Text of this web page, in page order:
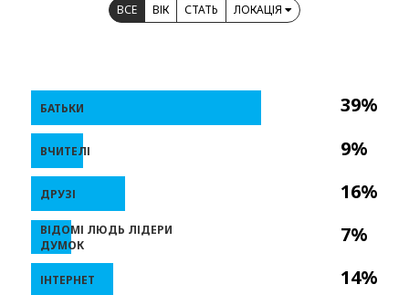
ВСЕ ВІК СТАТЬ ЛОКАЦІЯ
39%
9%
16%
7%
14%
БАТЬКИ
ВЧИТЕЛІ
ДРУЗІ
ВІДОМІ ЛЮДЬ ЛІДЕРИ
ДУМОК
ІНТЕРНЕТ